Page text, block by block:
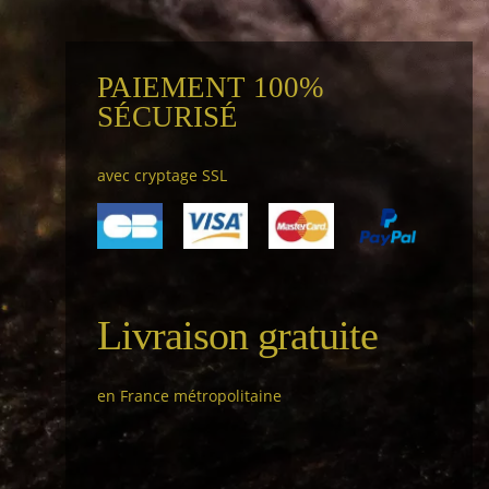
PAIEMENT 100%
SÉCURISÉ
avec cryptage SSL
Livraison gratuite
en France métropolitaine